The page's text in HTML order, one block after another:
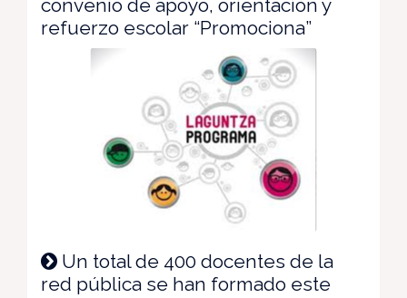
convenio de apoyo, orientación y
refuerzo escolar “Promociona”
Un total de 400 docentes de la
red pública se han formado este